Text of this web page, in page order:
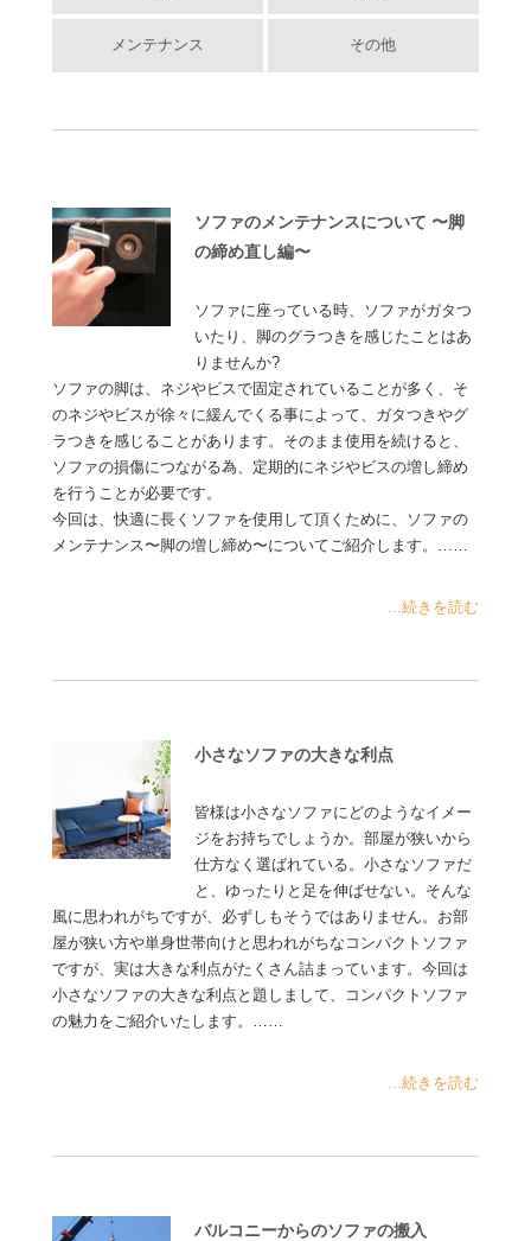
メンテナンス その他
ソファのメンテナンスについて 〜脚
の締め直し編〜
ソファに座っている時、ソファがガタつ
いたり、脚のグラつきを感じたことはあ
りませんか?
ソファの脚は、ネジやビスで固定されていることが多く、そ
のネジやビスが徐々に緩んでくる事によって、ガタつきやグ
ラつきを感じることがあります。そのまま使用を続けると、
ソファの損傷につながる為、定期的にネジやビスの増し締め
を行うことが必要です。
今回は、快適に長くソファを使用して頂くために、ソファの
メンテナンス〜脚の増し締め〜についてご紹介します。……
...続きを読む
小さなソファの大きな利点
皆様は小さなソファにどのようなイメー
ジをお持ちでしょうか。部屋が狭いから
仕方なく選ばれている。小さなソファだ
と、ゆったりと足を伸ばせない。そんな
風に思われがちですが、必ずしもそうではありません。お部
屋が狭い方や単身世帯向けと思われがちなコンパクトソファ
ですが、実は大きな利点がたくさん詰まっています。今回は
小さなソファの大きな利点と題しまして、コンパクトソファ
の魅力をご紹介いたします。……
...続きを読む
バルコニーからのソファの搬入